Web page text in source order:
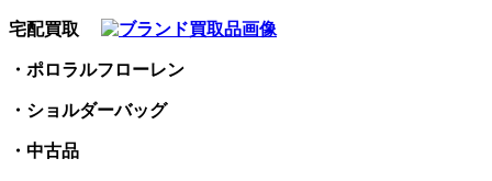
宅配買取
・ポロラルフローレン
・ショルダーバッグ
・中古品